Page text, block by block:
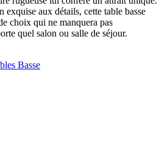
exquise aux détails, cette table basse
choix qui ne manquera pas
quel salon ou salle de séjour.
Basse